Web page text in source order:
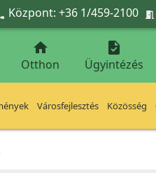
Központ: +36 1/459-2100 

Otthon

Ügyintézés
Városfejlesztés Közösség